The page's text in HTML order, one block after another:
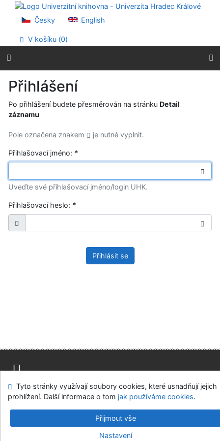
Přejít na obsah
Přejít na menu
Prohlášení o webové přístupnosti
Česky English
V košíku (0)
Přihlášení
Po přihlášení budete přesměrován na stránku Detail
záznamu
Pole označena znakem je nutné vyplnit.
Přihlašovací jméno: *
Uveďte své přihlašovací jméno/login UHK.
Přihlašovací heslo: *
Přihlásit se
Mapa stránek Přístupnost
Soukromí
Modul OpenSearch
Napište nám Nastavení cookies
Univerzitní knihovna - Univerzita Hradec Králové
v.4.8.63a-Cosmotron Bohemia, s.r.o.
Tyto stránky využívají soubory cookies, které usnadňují jejich
prohlížení. Další informace o tom jak používáme cookies.
Přijmout vše
Nastavení